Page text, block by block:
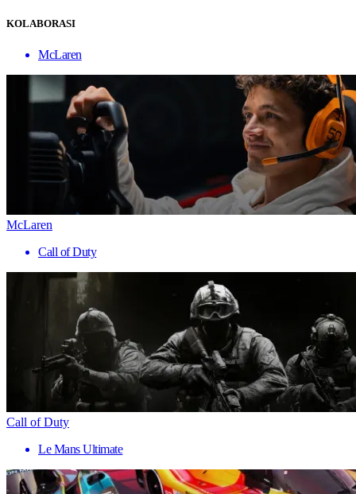
KOLABORASI
McLaren
McLaren
Call of Duty
Call of Duty
Le Mans Ultimate